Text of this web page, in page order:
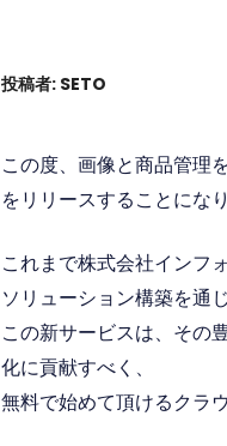
投稿者: SETO
この度、画像と商品管理
をリリースすることにな
これまで株式会社インフ
ソリューション構築を通
この新サービスは、その
化に貢献すべく、
無料で始めて頂けるクラ